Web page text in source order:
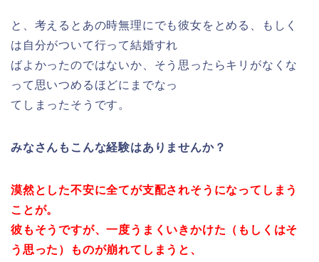
と、考えるとあの時無理にでも彼女をとめる、もしく
は自分がついて行って結婚すれ
ばよかったのではないか、そう思ったらキリがなくな
って思いつめるほどにまでなっ
てしまったそうです。
みなさんもこんな経験はありませんか？
漠然とした不安に全てが支配されそうになってしまう
ことが。
彼もそうですが、一度うまくいきかけた（もしくはそ
う思った）ものが崩れてしまうと、